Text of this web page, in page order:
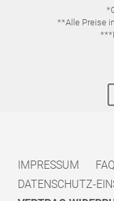
**Alle Preise
IMPRESSUM FAQ
DATENSCHUTZ-